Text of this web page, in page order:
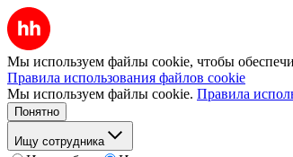
Мы используем файлы cookie, чтобы
Правила использования файлов cookie
Мы используем файлы cookie. Правила
Понятно
Ищу сотрудника